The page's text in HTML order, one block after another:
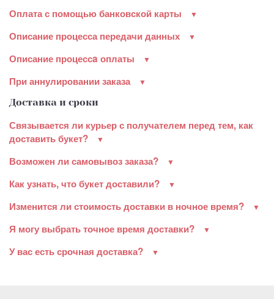
Оплата с помощью банковской карты
Описание процесса передачи данных
Описание процессa оплаты
При аннулировании заказа
Доставка и сроки
Связывается ли курьер с получателем перед тем, как
доставить букет?
Возможен ли самовывоз заказа?
Как узнать, что букет доставили?
Изменится ли стоимость доставки в ночное время?
Я могу выбрать точное время доставки?
У вас есть срочная доставка?